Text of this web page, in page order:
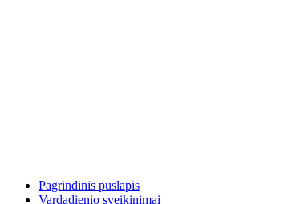
Pagrindinis puslapis
Vardadienio sveikinimai